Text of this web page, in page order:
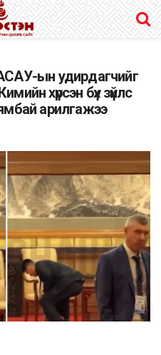
ын удирдагчийг
хүрсэн бүх зүйлс
арилгажээ